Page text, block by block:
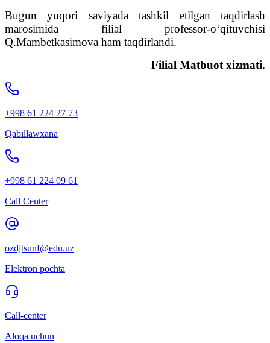
Bugun yuqori saviyada tashkil etilgan taqdirlash
marosimida filial professor-o‘qituvchisi
Q.Mambetkasimova ham taqdirlandi.
Filial Matbuot xizmati.
+998 61 224 27 73
Qabıllawxana
+998 61 224 09 61
Call Center
ozdjtsunf@edu.uz
Elektron pochta
Call-center
Aloqa uchun